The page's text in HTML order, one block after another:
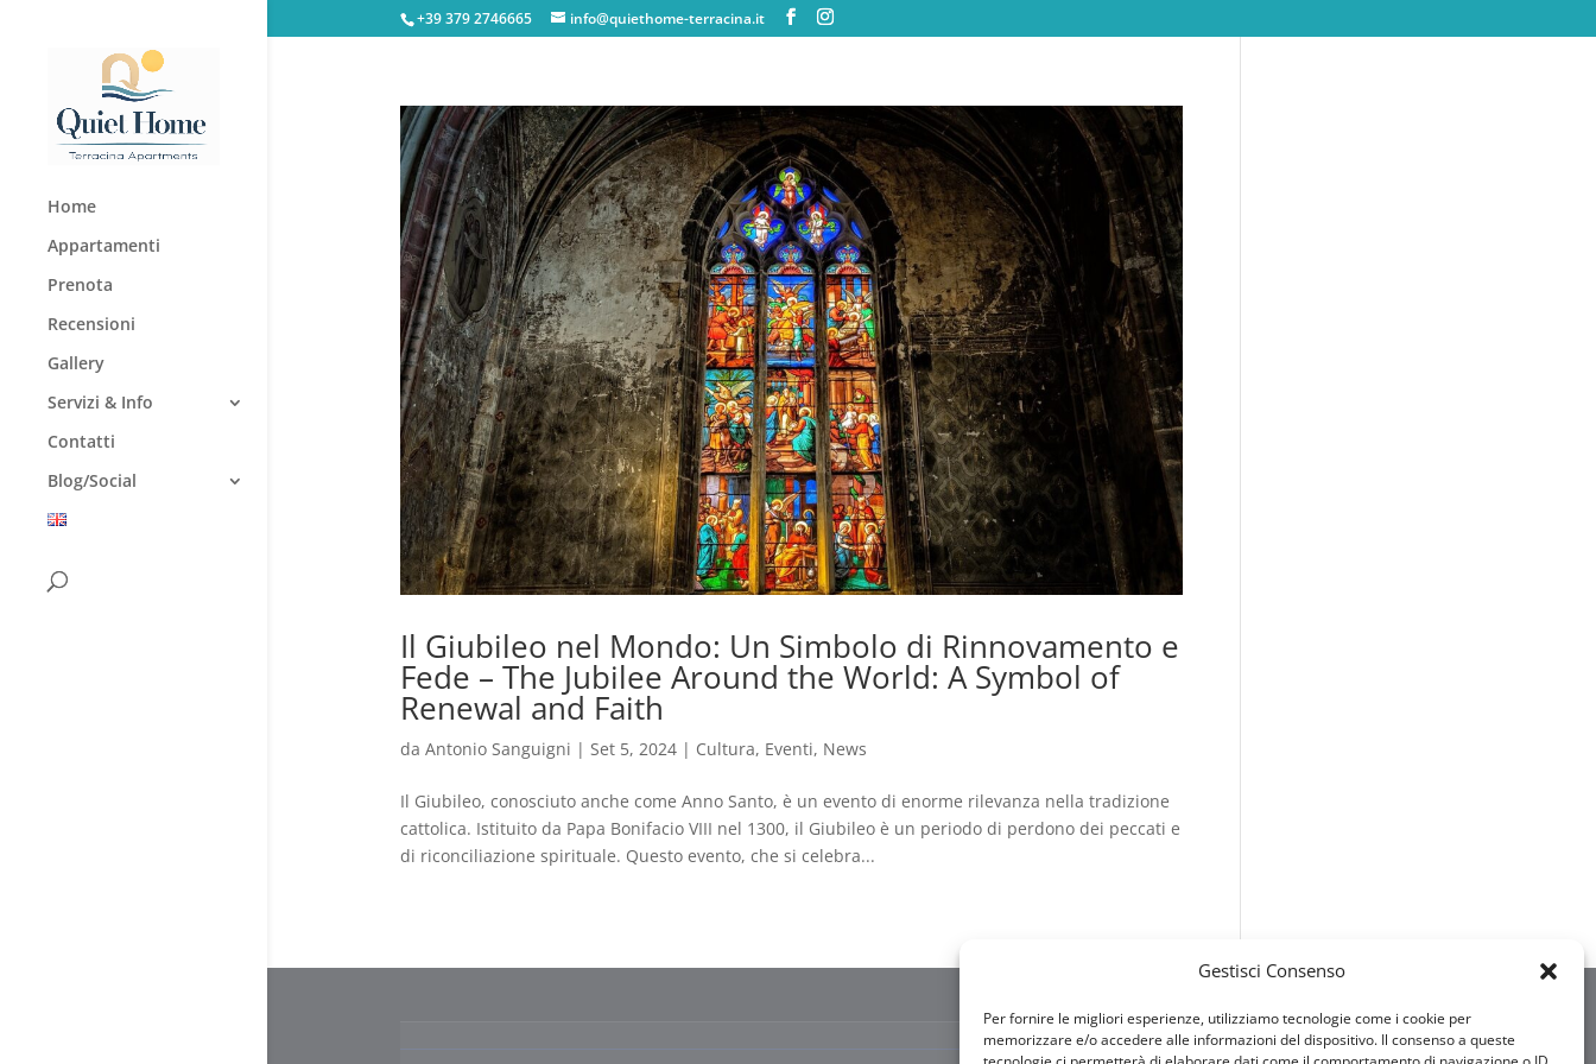
Gestisci Consenso
Per fornire le migliori esperienze, utilizziamo tecnologie come i cookie per
memorizzare e/o accedere alle informazioni del dispositivo. Il consenso a queste
+39 379 2746665 info@quiethome-terracina.it
Home
Appartamenti
Prenota
Recensioni
Gallery
Servizi & Info
Contatti
Blog/Social
Il Giubileo nel Mondo: Un Simbolo di Rinnovamento e
Fede – The Jubilee Around the World: A Symbol of
Renewal and Faith
da Antonio Sanguigni | Set 5, 2024| Cultura, Eventi, News
Il Giubileo, conosciuto anche come Anno Santo, è un evento di enorme rilevanza nella tradizione
cattolica. Istituito da Papa Bonifacio VIII nel 1300, il Giubileo è un periodo di perdono dei peccati e
di riconciliazione spirituale. Questo evento, che si celebra...